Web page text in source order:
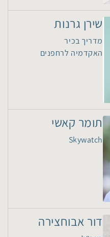
שירן גרנות
מדריך בכיר
האקדמיה לרחפנים
תומר קאשי
Skywatch
דור אבוחצירה